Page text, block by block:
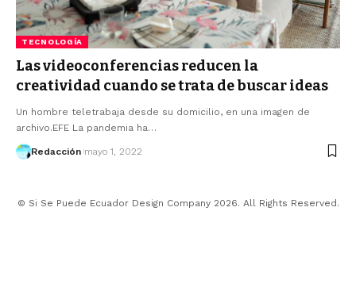
TECNOLOGÍA
Las videoconferencias reducen la
creatividad cuando se trata de buscar ideas
Un hombre teletrabaja desde su domicilio, en una imagen de
archivo.EFE La pandemia ha…
Redacción mayo 1, 2022
© Si Se Puede Ecuador Design Company 2026. All Rights Reserved.